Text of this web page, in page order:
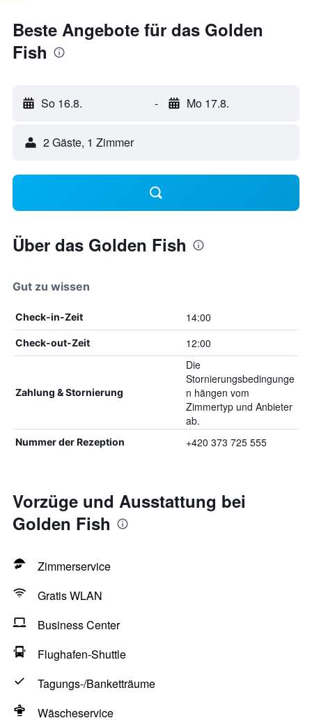
Beste Angebote für das Golden
Fish
So 16.8. - Mo 17.8.
2 Gäste, 1 Zimmer
Über das Golden Fish
Gut zu wissen
Check-in-Zeit 14:00
Check-out-Zeit 12:00
Zahlung & Stornierung
Die
Stornierungsbedingunge
n hängen vom
Zimmertyp und Anbieter
ab.
Nummer der Rezeption +420 373 725 555
Vorzüge und Ausstattung bei
Golden Fish
Zimmerservice
Gratis WLAN
Business Center
Flughafen-Shuttle
Tagungs-/Banketträume
Wäscheservice